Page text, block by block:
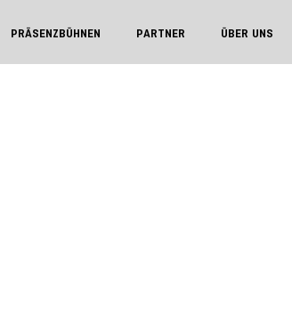
PRÄSENZBÜHNEN PARTNER ÜBER UNS